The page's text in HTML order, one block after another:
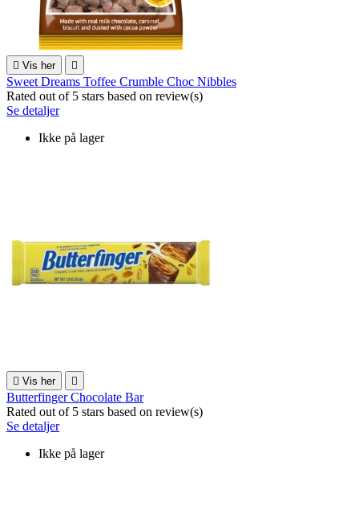
 Vis her 
Sweet Dreams Toffee Crumble Choc Nibbles
Rated out of 5 stars based on review(s)
Se detaljer
Ikke på lager
 Vis her 
Butterfinger Chocolate Bar
Rated out of 5 stars based on review(s)
Se detaljer
Ikke på lager